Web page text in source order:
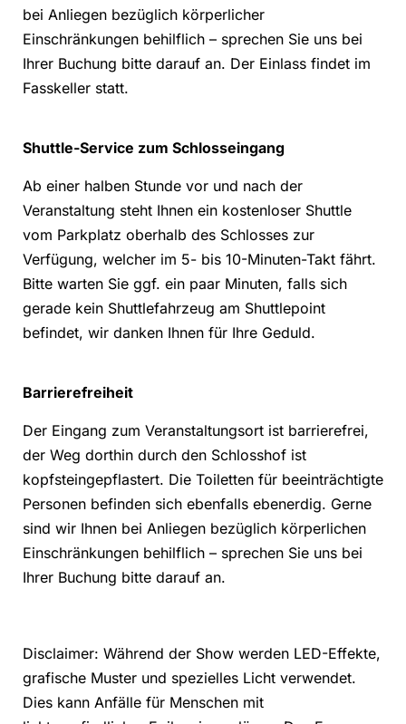
bei Anliegen bezüglich körperlicher
Einschränkungen behilflich – sprechen Sie uns bei
Ihrer Buchung bitte darauf an. Der Einlass findet im
Fasskeller statt.
Shuttle-Service zum Schlosseingang
Ab einer halben Stunde vor und nach der
Veranstaltung steht Ihnen ein kostenloser Shuttle
vom Parkplatz oberhalb des Schlosses zur
Verfügung, welcher im 5- bis 10-Minuten-Takt fährt.
Bitte warten Sie ggf. ein paar Minuten, falls sich
gerade kein Shuttlefahrzeug am Shuttlepoint
befindet, wir danken Ihnen für Ihre Geduld.
Barrierefreiheit
Der Eingang zum Veranstaltungsort ist barrierefrei,
der Weg dorthin durch den Schlosshof ist
kopfsteingepflastert. Die Toiletten für beeinträchtigte
Personen befinden sich ebenfalls ebenerdig. Gerne
sind wir Ihnen bei Anliegen bezüglich körperlichen
Einschränkungen behilflich – sprechen Sie uns bei
Ihrer Buchung bitte darauf an.
Disclaimer: Während der Show werden LED-Effekte,
grafische Muster und spezielles Licht verwendet.
Dies kann Anfälle für Menschen mit